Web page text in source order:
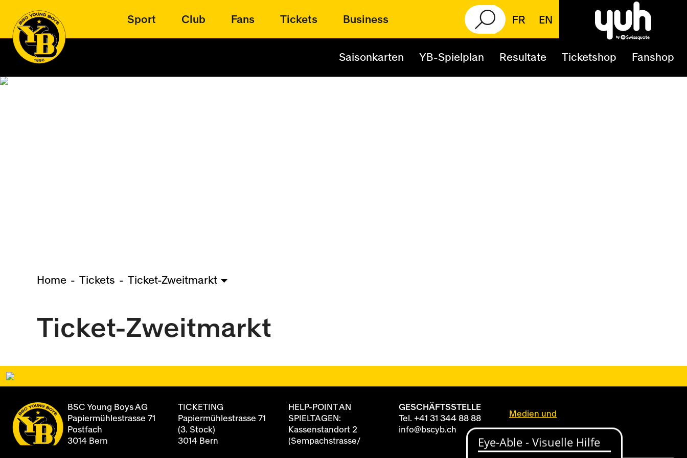
Sport Club Fans Tickets Business FR EN
Saisonkarten YB-Spielplan Resultate Ticketshop Fanshop
Home Tickets Ticket-Zweitmarkt
Ticket-Zweitmarkt
BSC Young Boys AG
Papiermühlestrasse 71
Postfach
3014 Bern
TICKETING
Papiermühlestrasse 71
(3. Stock)
3014 Bern
HELP-POINT AN
SPIELTAGEN:
Kassenstandort 2
(Sempachstrasse/
GESCHÄFTSSTELLE
Tel. +41 31 344 88 88
info@bscyb.ch
Medien und
Akkreditierungen